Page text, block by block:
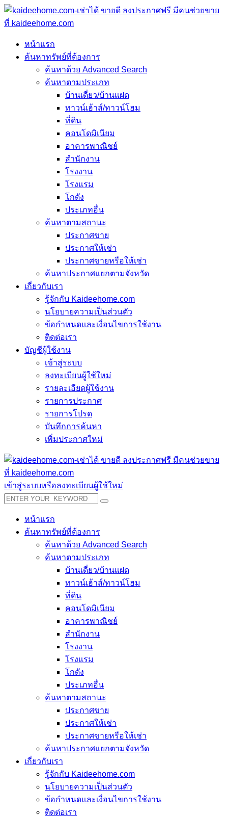
หน้าแรก
ค้นหาทรัพย์ที่ต้องการ
ค้นหาด้วย Advanced Search
ค้นหาตามประเภท
บ้านเดี่ยว/บ้านแฝด
ทาวน์เฮ้าส์/ทาวน์โฮม
ที่ดิน
คอนโดมิเนียม
อาคารพาณิชย์
สำนักงาน
โรงงาน
โรงแรม
โกดัง
ประเภทอื่น
ค้นหาตามสถานะ
ประกาศขาย
ประกาศให้เช่า
ประกาศขายหรือให้เช่า
ค้นหาประกาศแยกตามจังหวัด
เกี่ยวกับเรา
รู้จักกับ Kaideehome.com
นโยบายความเป็นส่วนตัว
ข้อกำหนดและเงื่อนไขการใช้งาน
ติดต่อเรา
บัญชีผู้ใช้งาน
เข้าสู่ระบบ
ลงทะเบียนผู้ใช้ใหม่
รายละเอียดผู้ใช้งาน
รายการประกาศ
รายการโปรด
บันทึกการค้นหา
เพิ่มประกาศใหม่
เข้าสู่ระบบหรือลงทะเบียนผู้ใช้ใหม่
หน้าแรก
ค้นหาทรัพย์ที่ต้องการ
ค้นหาด้วย Advanced Search
ค้นหาตามประเภท
บ้านเดี่ยว/บ้านแฝด
ทาวน์เฮ้าส์/ทาวน์โฮม
ที่ดิน
คอนโดมิเนียม
อาคารพาณิชย์
สำนักงาน
โรงงาน
โรงแรม
โกดัง
ประเภทอื่น
ค้นหาตามสถานะ
ประกาศขาย
ประกาศให้เช่า
ประกาศขายหรือให้เช่า
ค้นหาประกาศแยกตามจังหวัด
เกี่ยวกับเรา
รู้จักกับ Kaideehome.com
นโยบายความเป็นส่วนตัว
ข้อกำหนดและเงื่อนไขการใช้งาน
ติดต่อเรา